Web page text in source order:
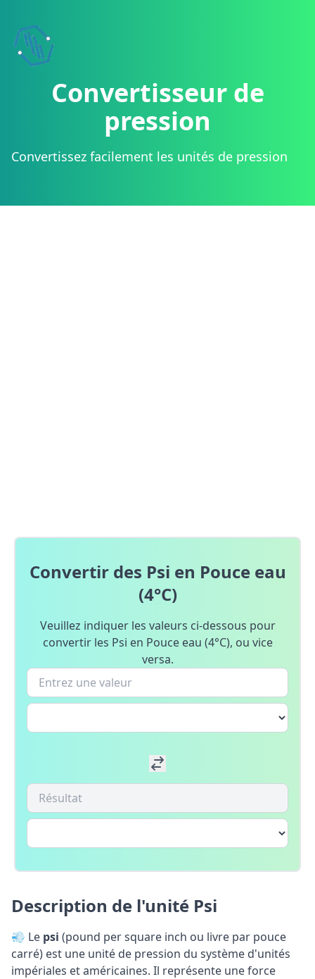
Convertisseur de
pression
Convertissez facilement les unités de pression
Convertir des Psi en Pouce eau
(4°C)
Veuillez indiquer les valeurs ci-dessous pour
convertir les Psi en Pouce eau (4°C), ou vice
versa.
Description de l'unité Psi
💨 Le psi (pound per square inch ou livre par pouce
carré) est une unité de pression du système d'unités
impériales et américaines. Il représente une force